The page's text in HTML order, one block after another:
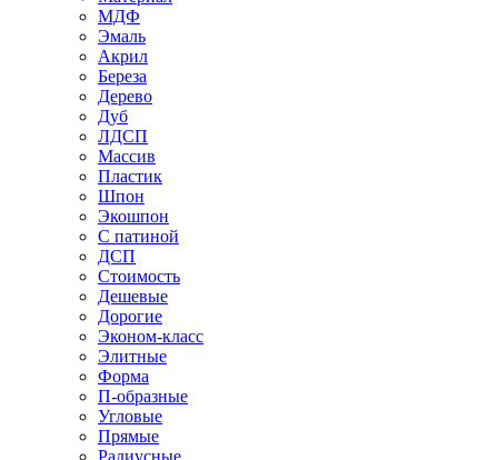
МДФ
Эмаль
Акрил
Береза
Дерево
Дуб
ЛДСП
Массив
Пластик
Шпон
Экошпон
С патиной
ДСП
Стоимость
Дешевые
Дорогие
Эконом-класс
Элитные
Форма
П-образные
Угловые
Прямые
Радиусные